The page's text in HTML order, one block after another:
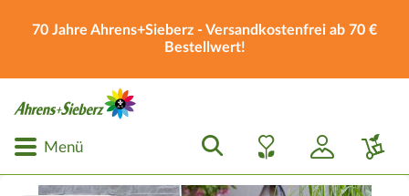
70 Jahre Ahrens+Sieberz - Versandkostenfrei ab 70 €
Bestellwert!
Menü